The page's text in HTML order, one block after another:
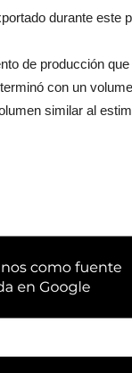
durante este
de producción
con un
similar al